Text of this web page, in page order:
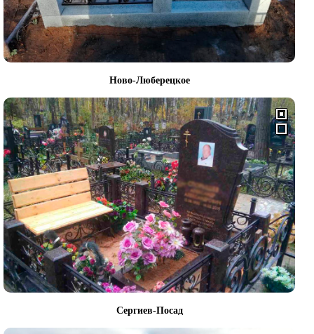
Ново-Люберецкое
Сергиев-Посад